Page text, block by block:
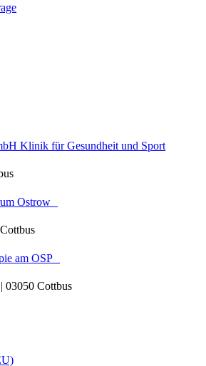
Klinik für Gesundheit und Sport
Ostrow
am OSP
03050 Cottbus